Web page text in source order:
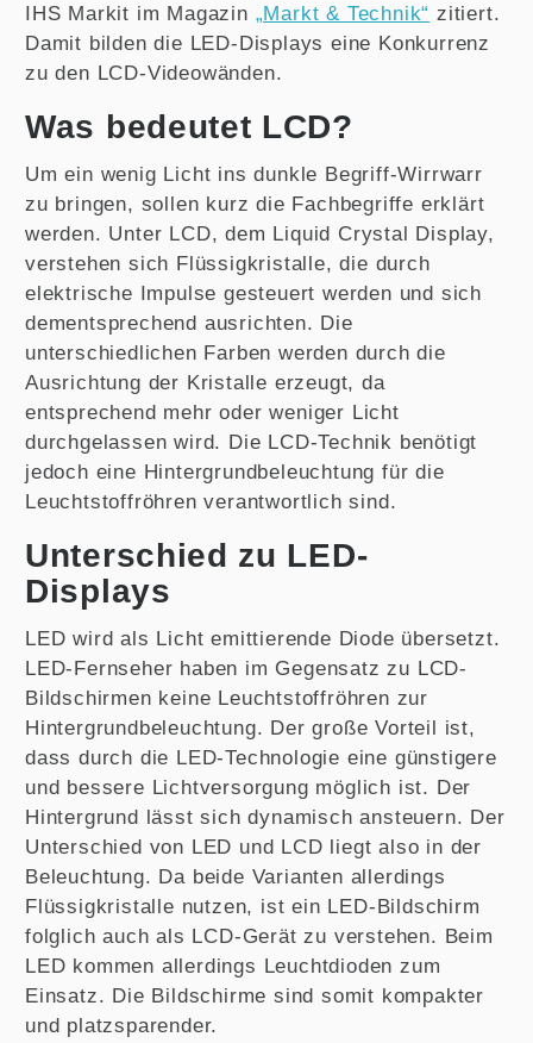
IHS Markit im Magazin „Markt & Technik“ zitiert.
Damit bilden die LED-Displays eine Konkurrenz
zu den LCD-Videowänden.
Was bedeutet LCD?
Um ein wenig Licht ins dunkle Begriff-Wirrwarr
zu bringen, sollen kurz die Fachbegriffe erklärt
werden. Unter LCD, dem Liquid Crystal Display,
verstehen sich Flüssigkristalle, die durch
elektrische Impulse gesteuert werden und sich
dementsprechend ausrichten. Die
unterschiedlichen Farben werden durch die
Ausrichtung der Kristalle erzeugt, da
entsprechend mehr oder weniger Licht
durchgelassen wird. Die LCD-Technik benötigt
jedoch eine Hintergrundbeleuchtung für die
Leuchtstoffröhren verantwortlich sind.
Unterschied zu LED-
Displays
LED wird als Licht emittierende Diode übersetzt.
LED-Fernseher haben im Gegensatz zu LCD-
Bildschirmen keine Leuchtstoffröhren zur
Hintergrundbeleuchtung. Der große Vorteil ist,
dass durch die LED-Technologie eine günstigere
und bessere Lichtversorgung möglich ist. Der
Hintergrund lässt sich dynamisch ansteuern. Der
Unterschied von LED und LCD liegt also in der
Beleuchtung. Da beide Varianten allerdings
Flüssigkristalle nutzen, ist ein LED-Bildschirm
folglich auch als LCD-Gerät zu verstehen. Beim
LED kommen allerdings Leuchtdioden zum
Einsatz. Die Bildschirme sind somit kompakter
und platzsparender.